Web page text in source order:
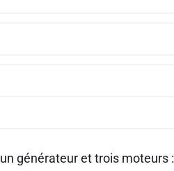
générateur et trois moteurs :